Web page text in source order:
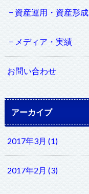
資産運用・資産形成
メディア・実績
お問い合わせ
アーカイブ
2017年3月 (1)
2017年2月 (3)